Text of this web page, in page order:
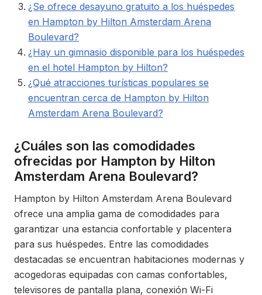
¿Se ofrece desayuno gratuito a los huéspedes
en Hampton by Hilton Amsterdam Arena
Boulevard?
¿Hay un gimnasio disponible para los huéspedes
en el hotel Hampton by Hilton?
¿Qué atracciones turísticas populares se
encuentran cerca de Hampton by Hilton
Amsterdam Arena Boulevard?
¿Cuáles son las comodidades
ofrecidas por Hampton by Hilton
Amsterdam Arena Boulevard?
Hampton by Hilton Amsterdam Arena Boulevard
ofrece una amplia gama de comodidades para
garantizar una estancia confortable y placentera
para sus huéspedes. Entre las comodidades
destacadas se encuentran habitaciones modernas y
acogedoras equipadas con camas confortables,
televisores de pantalla plana, conexión Wi-Fi